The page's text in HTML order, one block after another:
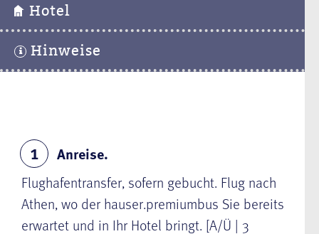
Hotel
Hinweise
1
Anreise.
Flughafentransfer, sofern gebucht. Flug nach
Athen, wo der hauser.premiumbus Sie bereits
erwartet und in Ihr Hotel bringt. [A/Ü | 3